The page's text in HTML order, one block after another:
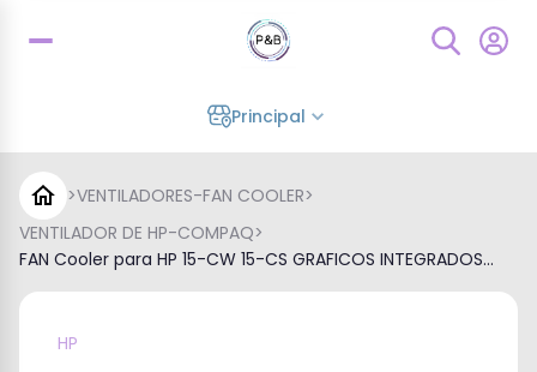
Principal
>VENTILADORES-FAN COOLER>
VENTILADOR DE HP-COMPAQ>
FAN Cooler para HP 15-CW 15-CS GRAFICOS INTEGRADOS...
HP